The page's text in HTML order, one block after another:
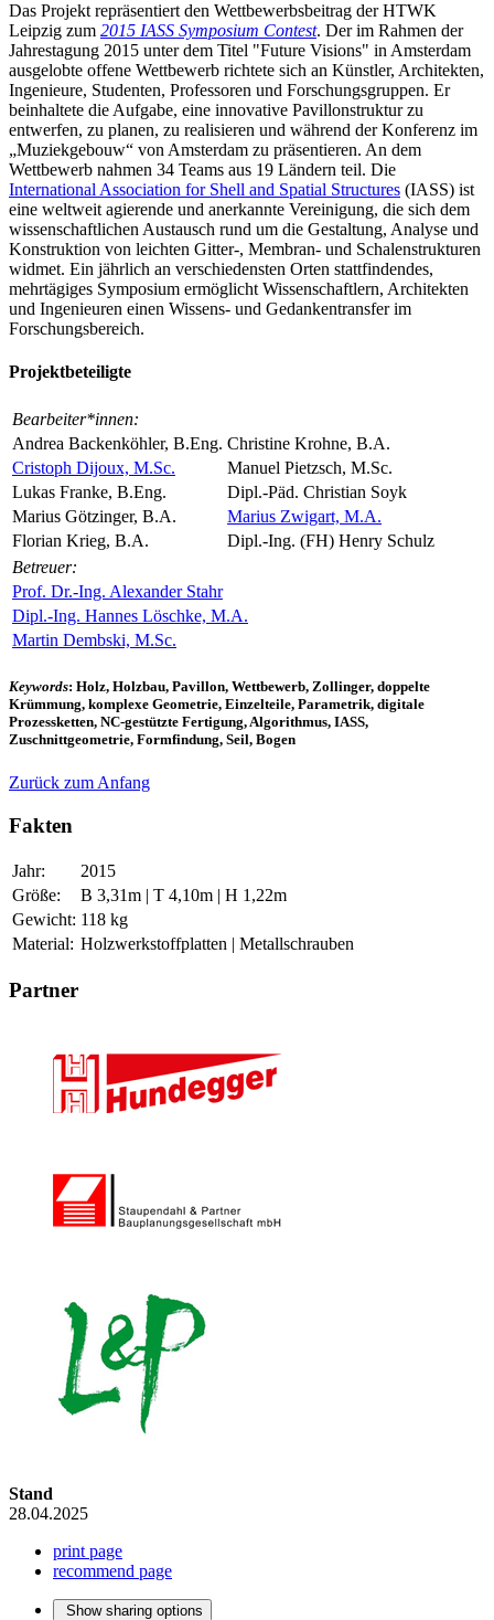
Das Projekt repräsentiert den Wettbewerbsbeitrag der HTWK
Leipzig zum 2015 IASS Symposium Contest. Der im Rahmen der
Jahrestagung 2015 unter dem Titel "Future Visions" in Amsterdam
ausgelobte offene Wettbewerb richtete sich an Künstler, Architekten,
Ingenieure, Studenten, Professoren und Forschungsgruppen. Er
beinhaltete die Aufgabe, eine innovative Pavillonstruktur zu
entwerfen, zu planen, zu realisieren und während der Konferenz im
„Muziekgebouw“ von Amsterdam zu präsentieren. An dem
Wettbewerb nahmen 34 Teams aus 19 Ländern teil. Die
International Association for Shell and Spatial Structures (IASS) ist
eine weltweit agierende und anerkannte Vereinigung, die sich dem
wissenschaftlichen Austausch rund um die Gestaltung, Analyse und
Konstruktion von leichten Gitter-, Membran- und Schalenstrukturen
widmet. Ein jährlich an verschiedensten Orten stattfindendes,
mehrtägiges Symposium ermöglicht Wissenschaftlern, Architekten
und Ingenieuren einen Wissens- und Gedankentransfer im
Forschungsbereich.
Projektbeteiligte
Bearbeiter*innen:
Andrea Backenköhler, B.Eng. Christine Krohne, B.A.
Cristoph Dijoux, M.Sc.
Manuel Pietzsch, M.Sc.
Lukas Franke, B.Eng.
Dipl.-Päd. Christian Soyk
Marius Götzinger, B.A.
Marius Zwigart, M.A.
Florian Krieg, B.A.
Dipl.-Ing. (FH) Henry Schulz
Betreuer:
Prof. Dr.-Ing. Alexander Stahr
Dipl.-Ing. Hannes Löschke, M.A.
Martin Dembski, M.Sc.
Keywords: Holz, Holzbau, Pavillon, Wettbewerb, Zollinger, doppelte
Krümmung, komplexe Geometrie, Einzelteile, Parametrik, digitale
Prozessketten, NC-gestützte Fertigung, Algorithmus, IASS,
Zuschnittgeometrie, Formfindung, Seil, Bogen
Zurück zum Anfang
Fakten
Jahr:
2015
Größe:
B 3,31m | T 4,10m | H 1,22m
Gewicht: 118 kg
Material: Holzwerkstoffplatten | Metallschrauben
Partner
Stand
28.04.2025
print page
recommend page
Show sharing options